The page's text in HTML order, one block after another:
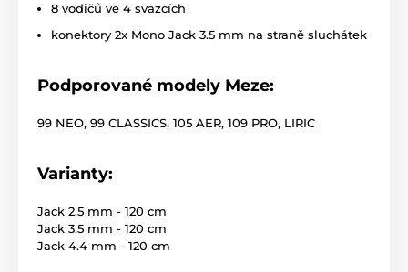
8 vodičů ve 4 svazcích
konektory 2x Mono Jack 3.5 mm na straně sluchátek
Podporované modely Meze:
99 NEO, 99 CLASSICS, 105 AER, 109 PRO, LIRIC
Varianty:
Jack 2.5 mm - 120 cm
Jack 3.5 mm - 120 cm
Jack 4.4 mm - 120 cm